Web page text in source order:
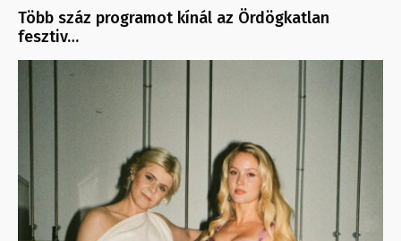
Több száz programot kínál az Ördögkatlan
fesztiv…